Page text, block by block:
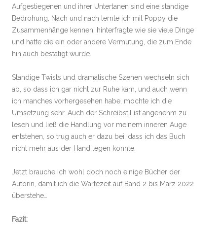
Aufgestiegenen und ihrer Untertanen sind eine ständige
Bedrohung. Nach und nach lernte ich mit Poppy die
Zusammenhänge kennen, hinterfragte wie sie viele Dinge
und hatte die ein oder andere Vermutung, die zum Ende
hin auch bestätigt wurde.
Ständige Twists und dramatische Szenen wechseln sich
ab, so dass ich gar nicht zur Ruhe kam, und auch wenn
ich manches vorhergesehen habe, mochte ich die
Umsetzung sehr. Auch der Schreibstil ist angenehm zu
lesen und ließ die Handlung vor meinem inneren Auge
entstehen, so trug auch er dazu bei, dass ich das Buch
nicht mehr aus der Hand legen konnte.
Jetzt brauche ich wohl doch noch einige Bücher der
Autorin, damit ich die Wartezeit auf Band 2 bis März 2022
überstehe…
Fazit: